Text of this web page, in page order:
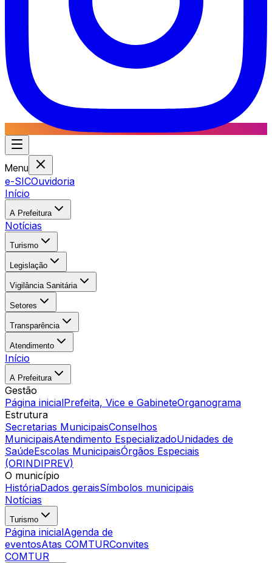
Menu
e-SICOuvidoria
Início
A Prefeitura
Notícias
Turismo
Legislação
Vigilância Sanitária
Setores
Transparência
Atendimento
Início
A Prefeitura
Gestão
Página inicialPrefeita, Vice e GabineteOrganograma
Estrutura
Secretarias MunicipaisConselhos
MunicipaisAtendimento EspecializadoUnidades de
SaúdeEscolas MunicipaisÓrgãos Especiais
(ORINDIPREV)
O município
HistóriaDados geraisSímbolos municipais
Notícias
Turismo
Página inicialAgenda de
eventosAtas COMTURConvites
COMTUR